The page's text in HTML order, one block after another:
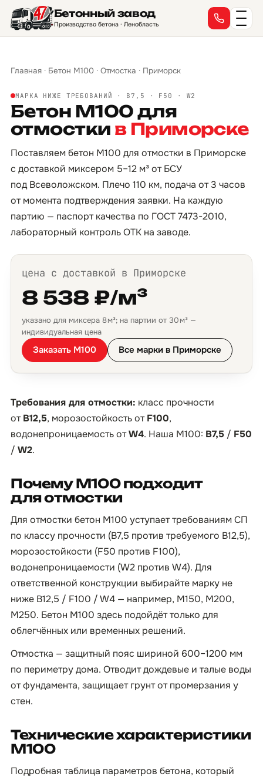
Бетонный завод
Производство бетона · Ленобласть
Главная · Бетон М100 · Отмостка · Приморск
МАРКА НИЖЕ ТРЕБОВАНИЙ · B7,5 · F50 · W2
Бетон М100 для
отмостки в Приморске
Поставляем бетон М100 для отмостки в Приморске
с доставкой миксером 5–12 м³ от БСУ
под Всеволожском. Плечо 110 км, подача от 3 часов
от момента подтверждения заявки. На каждую
партию — паспорт качества по ГОСТ 7473-2010,
лабораторный контроль ОТК на заводе.
цена с доставкой в Приморске
8 538 ₽/м³
указано для миксера 8 м³; на партии от 30 м³ —
индивидуальная цена
Заказать М100 Все марки в Приморске
Требования для отмостки: класс прочности
отB12,5, морозостойкость отF100,
водонепроницаемость отW4. Наша М100: B7,5 / F50
/ W2.
Почему М100 подходит
для отмостки
Для отмостки бетон М100 уступает требованиям СП
по классу прочности (B7,5 против требуемого B12,5),
морозостойкости (F50 против F100),
водонепроницаемости (W2 против W4). Для
ответственной конструкции выбирайте марку не
ниже B12,5 / F100 / W4 — например, М150, М200,
М250. Бетон М100 здесь подойдёт только для
облегчённых или временных решений.
Отмостка — защитный пояс шириной 600–1200 мм
по периметру дома. Отводит дождевые и талые воды
от фундамента, защищает грунт от промерзания у
стен.
Технические характеристики
М100
Подробная таблица параметров бетона, который